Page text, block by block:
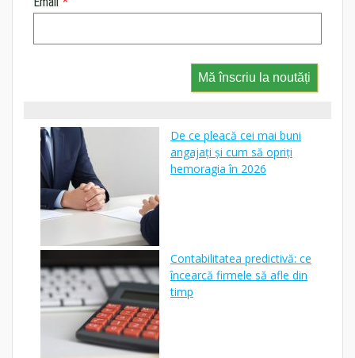
Mă înscriu la noutăți
De ce pleacă cei mai buni
angajați și cum să opriți
hemoragia în 2026
Contabilitatea predictivă: ce
încearcă firmele să afle din
timp